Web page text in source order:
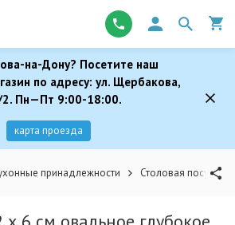
на-Дону? Посетите наш
по адресу: ул. Щербакова,
Пн—Пт 9:00-18:00.
карта проезда
принадлежности Столовая посуда